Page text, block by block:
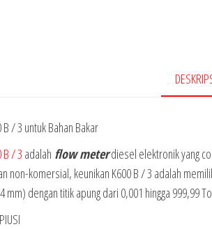
B / 3 untuk Bahan Bakar
B / 3 adalah flow meterdiesel elektronik yang
non-komersial, keunikan K600 B / 3 adalah
mm) dengan titik apung dari 0,001 hingga 999,99